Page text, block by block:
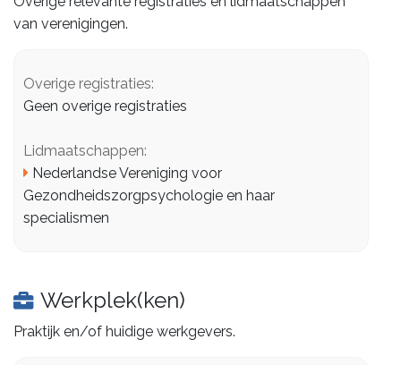
van verenigingen.
Overige registraties:
Geen overige registraties
Lidmaatschappen:
Nederlandse Vereniging voor
Gezondheidszorgpsychologie en haar
specialismen
Werkplek(ken)
Praktijk en/of huidige werkgevers.